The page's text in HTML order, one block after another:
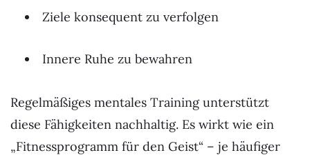
Ziele konsequent zu verfolgen
Innere Ruhe zu bewahren
Regelmäßiges mentales Training unterstützt
diese Fähigkeiten nachhaltig. Es wirkt wie ein
„Fitnessprogramm für den Geist“ – je häufiger